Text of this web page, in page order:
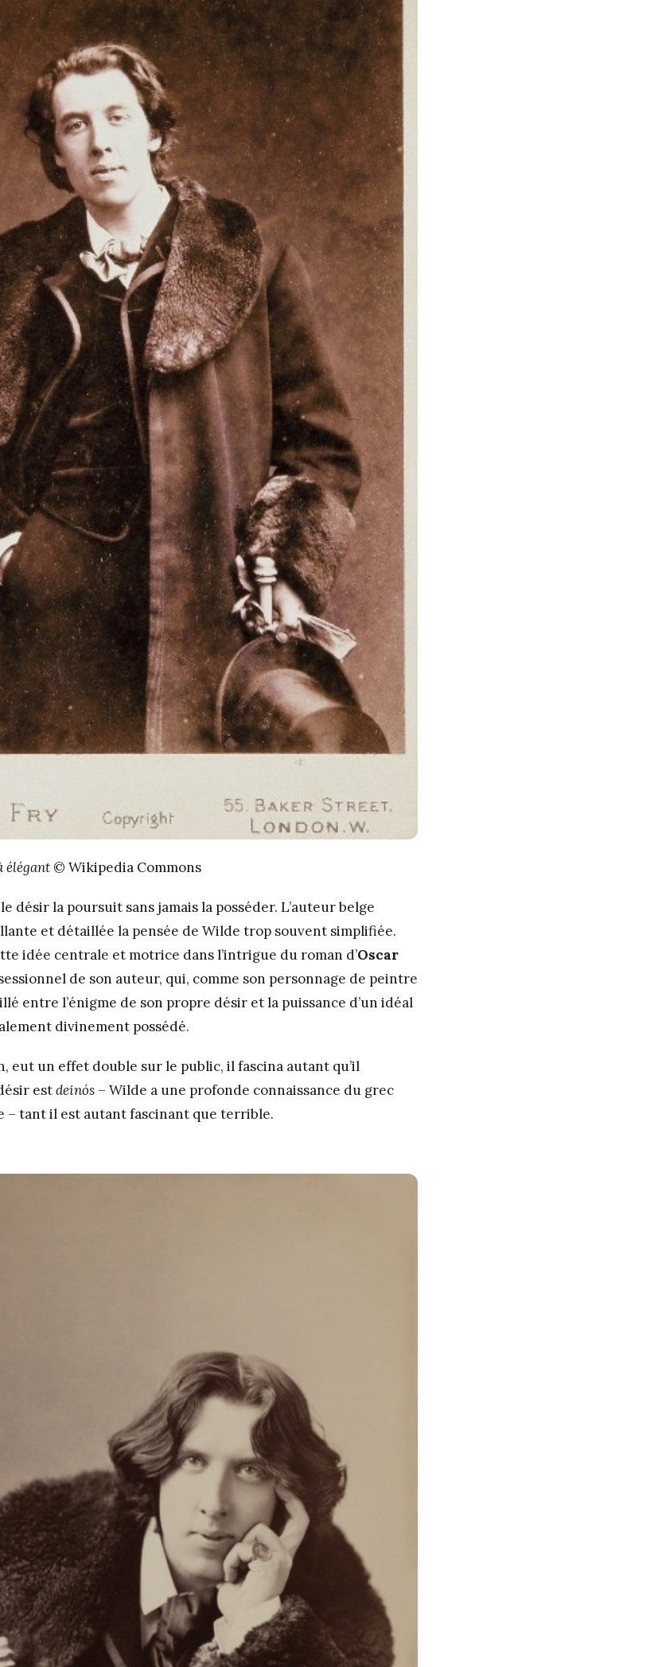
élégant © Wikipedia Commons
désir la poursuit sans jamais la posséder. L’auteur belge
et détaillée la pensée de Wilde trop souvent simplifiée.
idée centrale et motrice dans l’intrigue du roman d’Oscar
de son auteur, qui, comme son personnage de peintre
entre l’énigme de son propre désir et la puissance d’un idéal
divinement possédé.
eut un effet double sur le public, il fascina autant qu’il
estdeinós – Wilde a une profonde connaissance du grec
– tant il est autant fascinant que terrible.